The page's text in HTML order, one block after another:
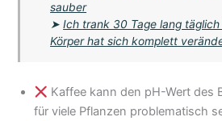
sauber
➤Ich trank 30 Tage lang täglich
Körper hat sich komplett
Kaffee kann den pH-Wert des
für viele Pflanzen problematisch